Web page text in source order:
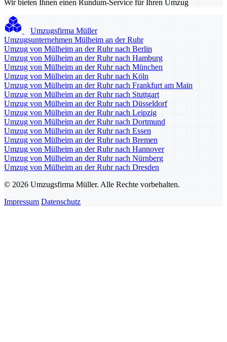
Wir bieten Ihnen einen Rundum-Service für Ihren Umzug
Umzugsfirma Müller
Umzugsunternehmen Mülheim an der Ruhr
Umzug von Mülheim an der Ruhr nach Berlin
Umzug von Mülheim an der Ruhr nach Hamburg
Umzug von Mülheim an der Ruhr nach München
Umzug von Mülheim an der Ruhr nach Köln
Umzug von Mülheim an der Ruhr nach Frankfurt am Main
Umzug von Mülheim an der Ruhr nach Stuttgart
Umzug von Mülheim an der Ruhr nach Düsseldorf
Umzug von Mülheim an der Ruhr nach Leipzig
Umzug von Mülheim an der Ruhr nach Dortmund
Umzug von Mülheim an der Ruhr nach Essen
Umzug von Mülheim an der Ruhr nach Bremen
Umzug von Mülheim an der Ruhr nach Hannover
Umzug von Mülheim an der Ruhr nach Nürnberg
Umzug von Mülheim an der Ruhr nach Dresden
© 2026 Umzugsfirma Müller. Alle Rechte vorbehalten.
Impressum Datenschutz